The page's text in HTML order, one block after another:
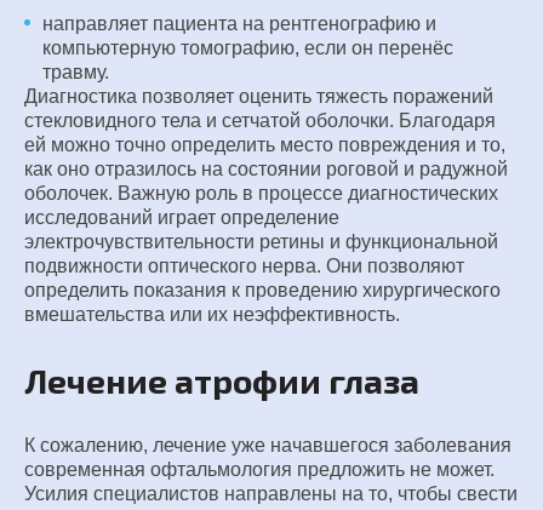
направляет пациента на рентгенографию и
компьютерную томографию, если он перенёс
травму.
Диагностика позволяет оценить тяжесть поражений
стекловидного тела и сетчатой оболочки. Благодаря
ей можно точно определить место повреждения и то,
как оно отразилось на состоянии роговой и радужной
оболочек. Важную роль в процессе диагностических
исследований играет определение
электрочувствительности ретины и функциональной
подвижности оптического нерва. Они позволяют
определить показания к проведению хирургического
вмешательства или их неэффективность.
Лечение атрофии глаза
К сожалению, лечение уже начавшегося заболевания
современная офтальмология предложить не может.
Усилия специалистов направлены на то, чтобы свести